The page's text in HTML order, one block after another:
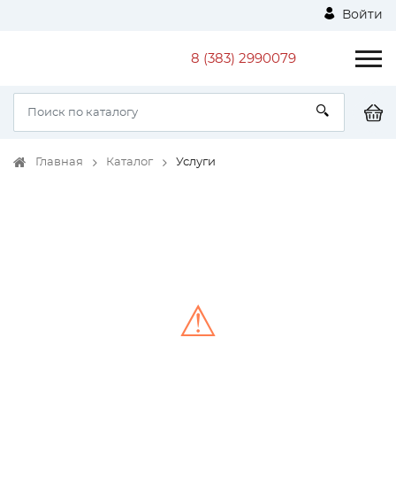
Войти
8 (383) 2990079
Главная Каталог Услуги
⚠